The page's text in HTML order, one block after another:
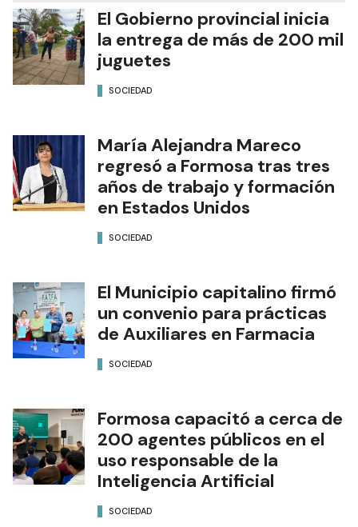
El Gobierno provincial inicia
la entrega de más de 200 mil
juguetes
SOCIEDAD
María Alejandra Mareco
regresó a Formosa tras tres
años de trabajo y formación
en Estados Unidos
SOCIEDAD
El Municipio capitalino firmó
un convenio para prácticas
de Auxiliares en Farmacia
SOCIEDAD
Formosa capacitó a cerca de
200 agentes públicos en el
uso responsable de la
Inteligencia Artificial
SOCIEDAD